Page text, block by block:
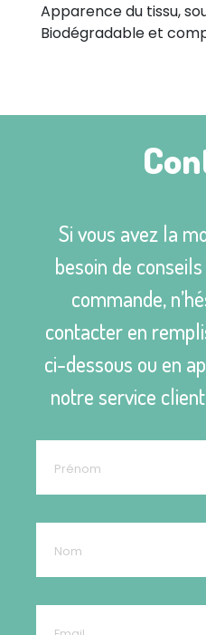
Apparence du tissu,
Biodégradable et
Si vous avez la
besoin de
commande,
contacter en
ci-dessous ou en
notre service